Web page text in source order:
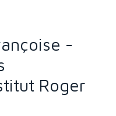
-
Roger